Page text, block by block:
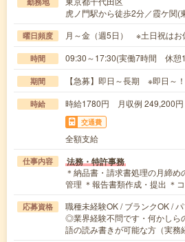
虎ノ門駅から徒歩2分／霞ケ関(
曜日頻度 月～金（週5日） ※土日祝はお
時間 09:30～17:30(実働7時間 休憩
期間 【急募】即日～長期 ※即日～！
時給 時給1780円 月収例 249,200円
交通費
全額支給
仕事内容 法務・特許事務
＊納品書・請求書処理の月締
管理 ＊報告書類作成・提出 ＊
応募資格
職種未経験OK / ブランクOK /
◎業界経験不問です・何かしら
語の読み書きが可能な方（実